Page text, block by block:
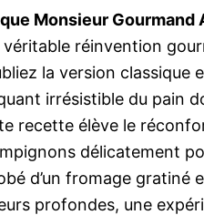
Monsieur Gourmand
véritable réinvention
la version
irrésistible du pain
recette élève le
délicatement
d’un fromage gratiné
profondes, une